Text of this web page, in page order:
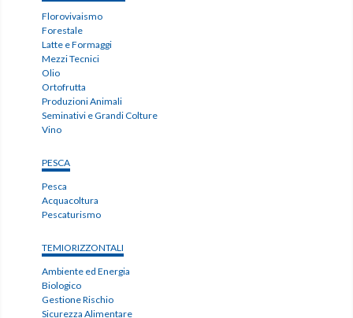
Florovivaismo
Forestale
Latte e Formaggi
Mezzi Tecnici
Olio
Ortofrutta
Produzioni Animali
Seminativi e Grandi Colture
Vino
PESCA
Pesca
Acquacoltura
Pescaturismo
TEMIORIZZONTALI
Ambiente ed Energia
Biologico
Gestione Rischio
Sicurezza Alimentare